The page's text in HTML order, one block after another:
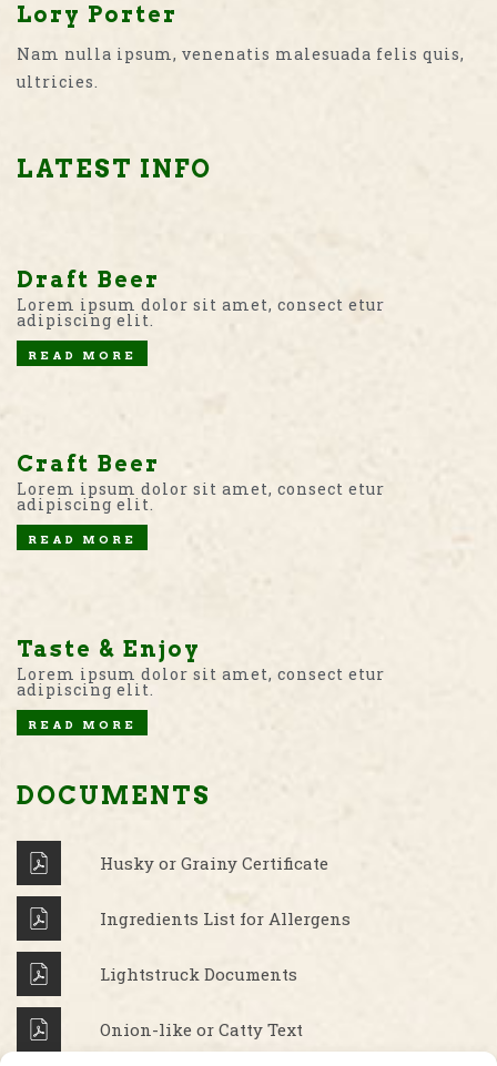
Lory Porter
Nam nulla ipsum, venenatis malesuada felis quis,
ultricies.
LATEST INFO
Draft Beer
Lorem ipsum dolor sit amet, consect etur
adipiscing elit.
READ MORE
Craft Beer
Lorem ipsum dolor sit amet, consect etur
adipiscing elit.
READ MORE
Taste & Enjoy
Lorem ipsum dolor sit amet, consect etur
adipiscing elit.
READ MORE
DOCUMENTS
Husky or Grainy Certificate
Ingredients List for Allergens
Lightstruck Documents
Onion-like or Catty Text